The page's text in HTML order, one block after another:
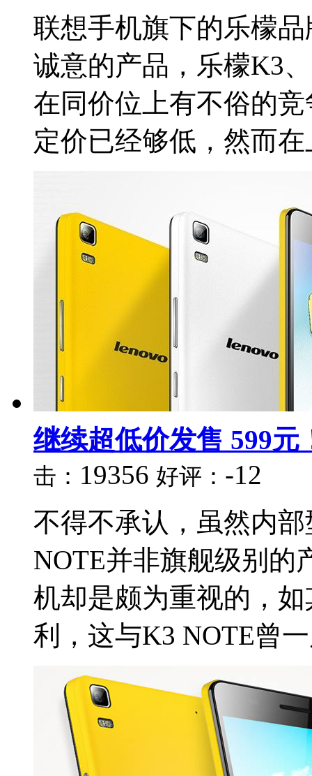
联想手机旗下的乐檬
诚意的产品，乐檬K3
在同价位上有不俗的
定价已经够低，然而
继续超低价发售 599元
击： 19356 好评： -12
不得不承认，虽然内
NOTE并非旗舰级别的
机却是颇为重视的，
利，这与K3 NOTE曾